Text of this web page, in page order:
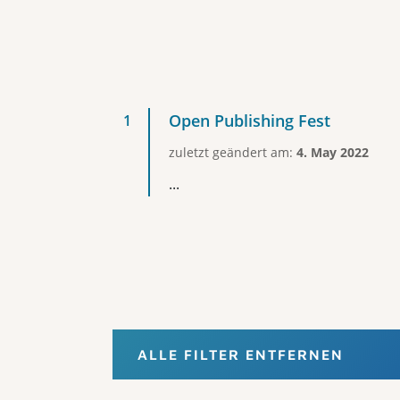
Open Publishing Fest
zuletzt geändert am: 4. May 2022
...
ALLE FILTER ENTFERNEN